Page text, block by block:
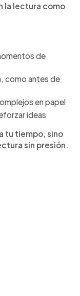
la lectura como
de
como antes de
en papel
ideas
tu tiempo, sino
sin presión.